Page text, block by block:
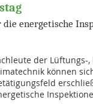
energetische
der Lüftungs-
können